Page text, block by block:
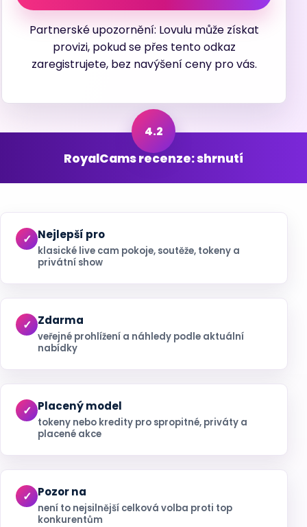
Partnerské upozornění: Lovulu může získat
provizi, pokud se přes tento odkaz
zaregistrujete, bez navýšení ceny pro vás.
RoyalCams recenze: shrnutí
Nejlepší pro
klasické live cam pokoje, soutěže, tokeny a
privátní show
Zdarma
veřejné prohlížení a náhledy podle aktuální
nabídky
Placený model
tokeny nebo kredity pro spropitné, priváty a
placené akce
Pozor na
není to nejsilnější celková volba proti top
konkurentům